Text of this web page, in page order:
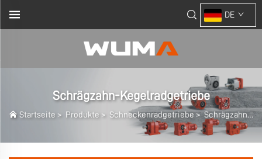
DE
Schrägzahn-Kegelradgetriebe
Startseite > Produkte > Schneckenradgetriebe >Schrägzahn-Kegelradgetriebe